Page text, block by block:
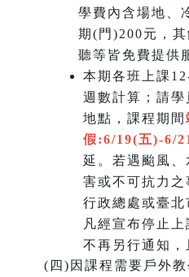
學費內含場地、
期(門)200元，
聽等皆免費提供
本期各班上課
週數計算；請學
地點，課程期間
假:6/19(五)-6/
延。若遇颱風
害或不可抗力
行政總處或臺北
凡經宣布停止
不再另行通知，
( 四)因課程需要戶外